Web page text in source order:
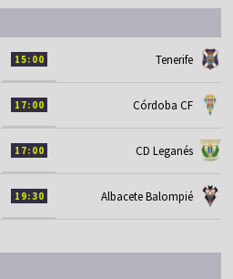
15:00 Tenerife
17:00 Córdoba CF
17:00 CD Leganés
19:30 Albacete Balompié